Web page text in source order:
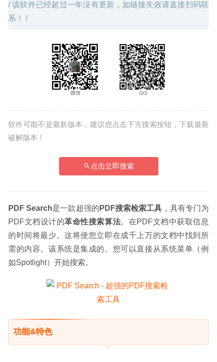
/ 该软件已经超过一年没有更新，如链接失效请直接扫码联
系！ /
软件可能不是最新版本，建议您点击下方搜索按钮，下载最新
破解版本！
点击立即搜索
PDF Search是一款超强的 PDF搜索检索工具 ，具有专门为
PDF文档设计的革命性搜索算法。在PDF文档中获取信息
的时间将最少。这将使您立即在成千上万的文档中找到所
需的内容。该系统是集成的。您可以直接从系统菜单（例
如Spotlight）开始搜索。
功能&特色